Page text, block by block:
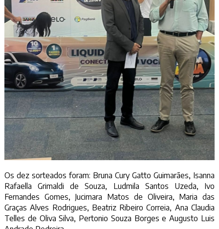
Os dez sorteados foram: Bruna Cury Gatto Guimarães, Isanna
Rafaella Grimaldi de Souza, Ludmila Santos Uzeda, Ivo
Fernandes Gomes, Jucimara Matos de Oliveira, Maria das
Graças Alves Rodrigues, Beatriz Ribeiro Correia, Ana Claudia
Telles de Oliva Silva, Pertonio Souza Borges e Augusto Luis